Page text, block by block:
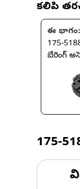
కలిపి
ఈ భాగం:
175-
బేరింగ్
175-